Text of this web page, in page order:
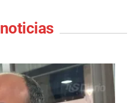
noticias